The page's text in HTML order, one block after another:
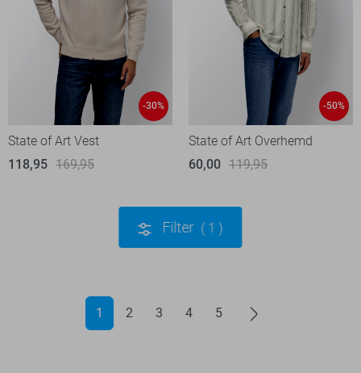
-30%
State of Art Vest
118,95 169,95
-50%
State of Art Overhemd
60,00 119,95
Filter 1
1 2 3 4 5